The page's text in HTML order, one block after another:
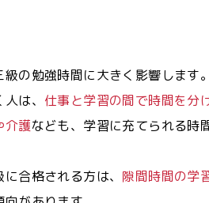
の勉強時間に大きく影響します。
は、 仕事と学習の間で時間を分
介護なども、学習に充てられる時
合格される方は、 隙間時間の学